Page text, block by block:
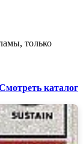
только
каталог